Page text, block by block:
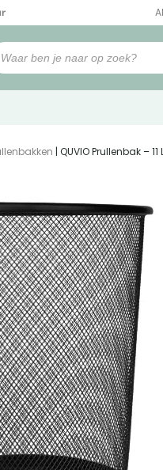
| QUVIO Prullenbak –